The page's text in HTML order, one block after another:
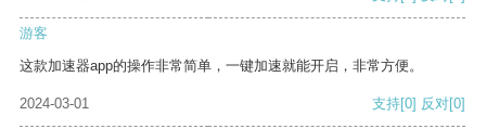
游客
这款加速器app的操作非常简单，一键加速就能开启，非常方便。
2024-03-01 支持[0] 反对[0]